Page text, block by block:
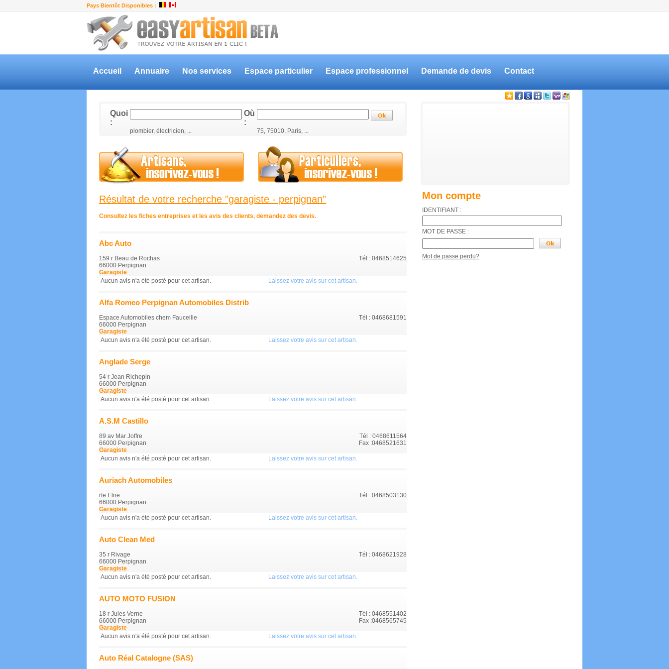
Pays Bientôt Disponibles :
Accueil Annuaire Nos services Espace particulier Espace professionnel Demande de devis Contact
Mon compte
IDENTIFIANT :
MOT DE PASSE :
Mot de passe perdu?
Quoi
:
Où
:
plombier, électricien, ... 75, 75010, Paris, ...
Résultat de votre recherche "garagiste - perpignan"
Consultez les fiches entreprises et les avis des clients, demandez des devis.
Abc Auto
Tél : 0468514625
159 r Beau de Rochas
66000 Perpignan
Garagiste
Aucun avis n'a été posté pour cet artisan.
Laissez votre avis sur cet artisan.
Alfa Romeo Perpignan Automobiles Distrib
Tél : 0468681591
Espace Automobiles chem Fauceille
66000 Perpignan
Garagiste
Aucun avis n'a été posté pour cet artisan.
Laissez votre avis sur cet artisan.
Anglade Serge
54 r Jean Richepin
66000 Perpignan
Garagiste
Aucun avis n'a été posté pour cet artisan.
Laissez votre avis sur cet artisan.
A.S.M Castillo
Tél : 0468611564
89 av Mar Joffre
Fax :0468521631
66000 Perpignan
Garagiste
Aucun avis n'a été posté pour cet artisan.
Laissez votre avis sur cet artisan.
Auriach Automobiles
Tél : 0468503130
rte Elne
66000 Perpignan
Garagiste
Aucun avis n'a été posté pour cet artisan.
Laissez votre avis sur cet artisan.
Auto Clean Med
Tél : 0468621928
35 r Rivage
66000 Perpignan
Garagiste
Aucun avis n'a été posté pour cet artisan.
Laissez votre avis sur cet artisan.
AUTO MOTO FUSION
Tél : 0468551402
18 r Jules Verne
Fax :0468565745
66000 Perpignan
Garagiste
Aucun avis n'a été posté pour cet artisan.
Laissez votre avis sur cet artisan.
Auto Réal Catalogne (SAS)